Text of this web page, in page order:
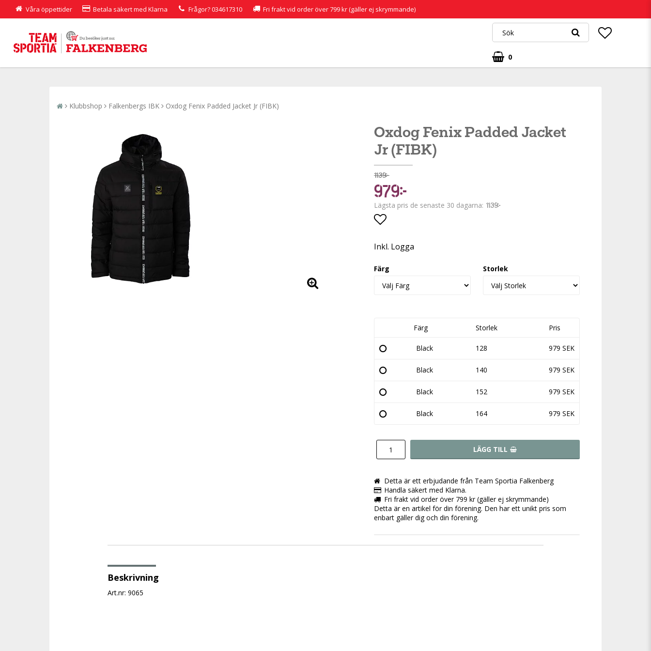
Våra öppettider Betala säkert med Klarna Frågor?034617310 Fri frakt vid order över 799 kr (gäller ej skrymmande)
0
Klubbshop Falkenbergs IBK Oxdog Fenix Padded Jacket Jr (FIBK)
Oxdog Fenix Padded Jacket
Jr (FIBK)
1 139 kr
979 kr
Lägsta pris de senaste 30 dagarna 1 139 kr
Inkl. Logga
Färg Storlek
Färg Storlek Pris
Black 128 979 SEK
Black 140 979 SEK
Black 152 979 SEK
Black 164 979 SEK
LÄGG TILL
Detta är ett erbjudande från Team Sportia Falkenberg
Handla säkert med Klarna.
Fri frakt vid order över 799 kr (gäller ej skrymmande)
Detta är en artikel för din förening. Den har ett unikt pris som
enbart gäller dig och din förening.
Beskrivning
Art.nr: 9065